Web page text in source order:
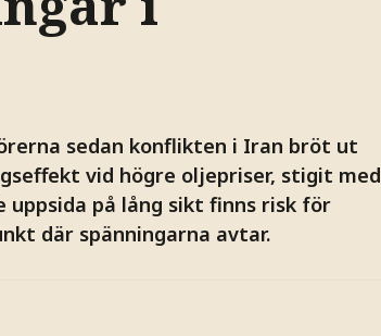
sedan konflikten i Iran bröt ut
vid högre oljepriser, stigit med
uppsida på lång sikt finns risk för
där spänningarna avtar.